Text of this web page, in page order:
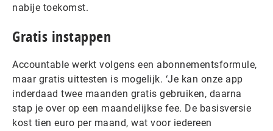
nabije toekomst.
Gratis instappen
Accountable werkt volgens een abonnementsformule,
maar gratis uittesten is mogelijk. ‘Je kan onze app
inderdaad twee maanden gratis gebruiken, daarna
stap je over op een maandelijkse fee. De basisversie
kost tien euro per maand, wat voor iedereen